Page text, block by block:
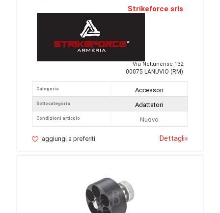
Strikeforce srls
Via Nettunense 132
00075 LANUVIO (RM)
Categoria
Sottocategoria
Condizioni articolo
Accessori
Adattatori
Nuovo
aggiungi a preferiti Dettagli»